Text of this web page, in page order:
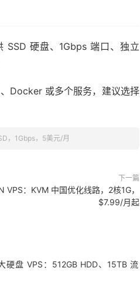
SSD 硬盘、1Gbps 端口、独立
Docker 或多个服务，建议选择
，1Gbps，5美元/月
下一篇
VPS：KVM 中国优化线路，2核1G，
$7.99/月起
硬盘 VPS：512GB HDD、15TB 流